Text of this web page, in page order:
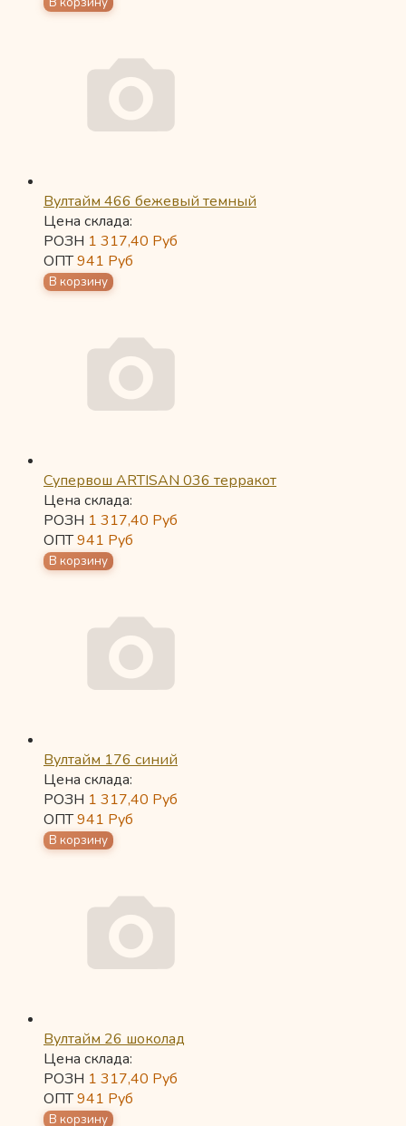
Вултайм 466 бежевый темный
Цена склада:
РОЗН 1 317,40 Руб
ОПТ941 Руб
Супервош ARTISAN 036 терракот
Цена склада:
РОЗН 1 317,40 Руб
ОПТ941 Руб
Вултайм 176 синий
Цена склада:
РОЗН 1 317,40 Руб
ОПТ941 Руб
Вултайм 26 шоколад
Цена склада:
РОЗН 1 317,40 Руб
ОПТ941 Руб